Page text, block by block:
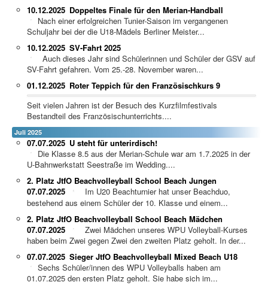
Doppeltes Finale für den Merian-Handball
10.12.2025
Nach einer erfolgreichen Tunier-Saison im vergangenen
Schuljahr bei der die U18-Mädels Berliner Meister...
SV-Fahrt 2025
10.12.2025
Auch dieses Jahr sind Schülerinnen und Schüler der GSV auf
SV-Fahrt gefahren. Vom 25.-28. November waren...
Roter Teppich für den Französischkurs 9
01.12.2025
Seit vielen Jahren ist der Besuch des Kurzfilmfestivals
Bestandteil des Französischunterrichts....
Juli 2025
U steht für unterirdisch!
07.07.2025
Die Klasse 8.5 aus der Merian-Schule war am 1.7.2025 in der
U-Bahnwerkstatt Seestraße im Wedding....
2. Platz JtfO Beachvolleyball School Beach Jungen
07.07.2025
Im U20 Beachturnier hat unser Beachduo,
bestehend aus einem Schüler der 10. Klasse und einem...
2. Platz JtfO Beachvolleyball School Beach Mädchen
07.07.2025
Zwei Mädchen unseres WPU Volleyball-Kurses
haben beim Zwei gegen Zwei den zweiten Platz geholt. In der...
Sieger JtfO Beachvolleyball Mixed Beach U18
07.07.2025
Sechs Schüler/innen des WPU Volleyballs haben am
01.07.2025 den ersten Platz geholt. Sie habe sich im...